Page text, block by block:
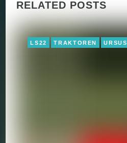
RELATED POSTS
LS22 TRAKTOREN URSUS